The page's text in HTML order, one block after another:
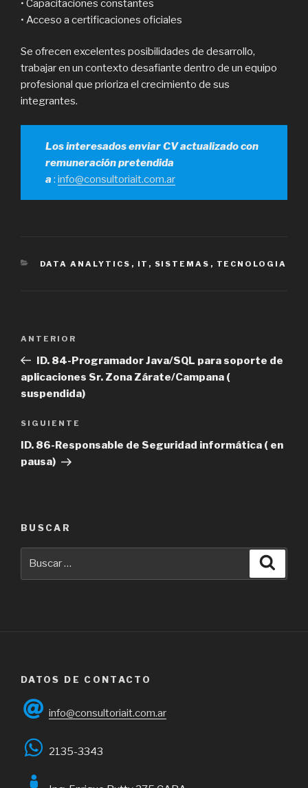
• Capacitaciones constantes
• Acceso a certificaciones oficiales
Se ofrecen excelentes posibilidades de desarrollo,
trabajar en un contexto desafiante dentro de un equipo
profesional que prioriza el crecimiento de sus
integrantes.
Los interesados enviar CV actualizado con
remuneración pretendida
a: info@consultoriait.com.ar
CATEGORÍAS
DATA ANALYTICS , IT , SISTEMAS , TECNOLOGIA
entradas
Entrada
anterior
ANTERIOR
ID. 84-Programador Java/SQL para soporte de
aplicaciones Sr. Zona Zárate/Campana (
suspendida)
Siguiente
entrada
SIGUIENTE
ID. 86-Responsable de Seguridad informática ( en
pausa)
BUSCAR
DATOS DE CONTACTO
info@consultoriait.com.ar
2135-3343